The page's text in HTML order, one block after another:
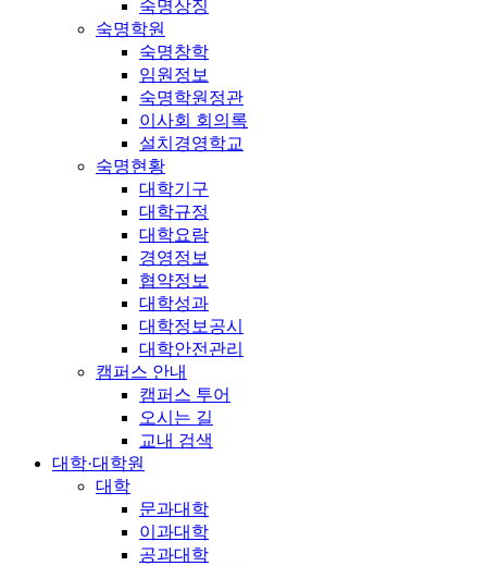
숙명상징
숙명학원
숙명창학
임원정보
숙명학원정관
이사회 회의록
설치경영학교
숙명현황
대학기구
대학규정
대학요람
경영정보
협약정보
대학성과
대학정보공시
대학안전관리
캠퍼스 안내
캠퍼스 투어
오시는 길
교내 검색
대학·대학원
대학
문과대학
이과대학
공과대학